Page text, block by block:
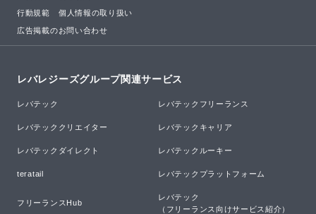
行動規範 個人情報の取り扱い
広告掲載のお問い合わせ
レバレジーズグループ関連サービス
レバテック レバテックフリーランス
レバテッククリエイター レバテックキャリア
レバテックダイレクト レバテックルーキー
teratail レバテックプラットフォーム
フリーランスHub
レバテック
（フリーランス向けサービス紹介）